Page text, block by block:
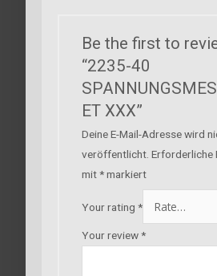
Be the first to
“2235-40
ET XXX”
Deine E-Mail-Adresse wird
veröffentlicht. Erforderliche
mit*markiert
Your rating *
Your review*